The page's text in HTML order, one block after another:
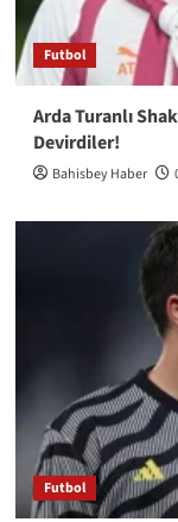
Futbol
Arda Turanlı
Devirdiler!
Bahisbey Haber
Futbol